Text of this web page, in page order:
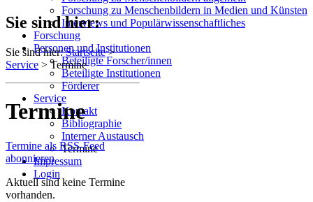
Forschung zu Menschenbildern in Medien und Künsten
Interviews und Populärwissenschaftliches
Forschung
Personen und Institutionen
Beteiligte Forscher/innen
Beteiligte Institutionen
Förderer
Service
Kontakt
Bibliographie
Interner Austausch
Termine
Impressum
Login
Sie sind hier:
Sie sind hier:Startseite>
Service >Termine
Termine
Termine als RSS-Feed
abonnieren
Aktuell sind keine Termine
vorhanden.